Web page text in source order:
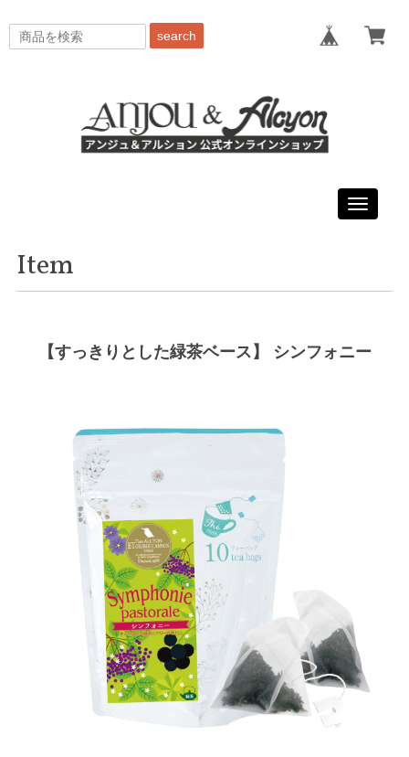
search
Toggle
Item
【すっきりとした緑茶ベース】 シンフォニー